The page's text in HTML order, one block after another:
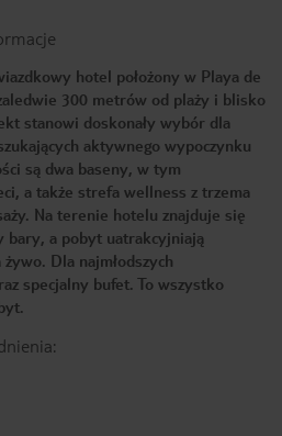
hotel położony w Playa de
300 metrów od plaży i blisko
stanowi doskonały wybór dla
aktywnego wypoczynku
są dwa baseny, w tym
a także strefa wellness z trzema
Na terenie hotelu znajduje się
bary, a pobyt uatrakcyjniają
Dla najmłodszych
specjalny bufet. To wszystko